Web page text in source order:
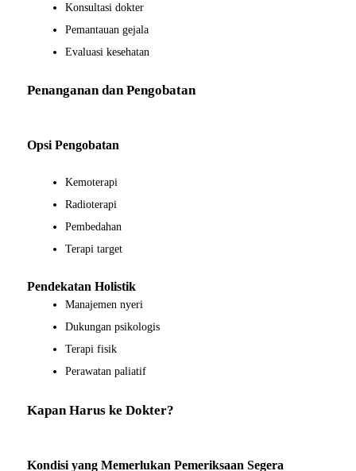
Konsultasi dokter
Pemantauan gejala
Evaluasi kesehatan
Penanganan dan Pengobatan
Opsi Pengobatan
Kemoterapi
Radioterapi
Pembedahan
Terapi target
Pendekatan Holistik
Manajemen nyeri
Dukungan psikologis
Terapi fisik
Perawatan paliatif
Kapan Harus ke Dokter?
Kondisi yang Memerlukan Pemeriksaan Segera